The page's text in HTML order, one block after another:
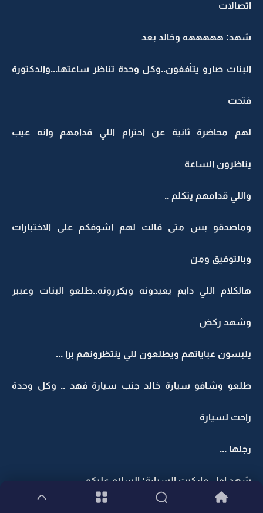
اتصالات
شهد: هههههه وخالد بعد
البنات صارو يتأففون..وكل وحدة تناظر ساعتها...والدكتورة
فتحت
لهم محاضرة ثانية عن احترام اللي قدامهم وانه عيب
يناظرون الساعة
واللي قدامهم يتكلم ..
وماصدقو بس متى قالت لهم اشوفكم على الاختبارات
وبالتوفيق ومن
هالكلام اللي دايم يعيدونه ويكررونه..طلعو البنات وعبير
وشهد ركض
يلبسون عباياتهم ويطلعون للي ينتظرونهم برا ...
طلعو وشافو سيارة خالد جنب سيارة فهد .. وكل وحدة
راحت لسيارة
رجلها ...
شهد اول ماركبت السيارة: السلام عليكم